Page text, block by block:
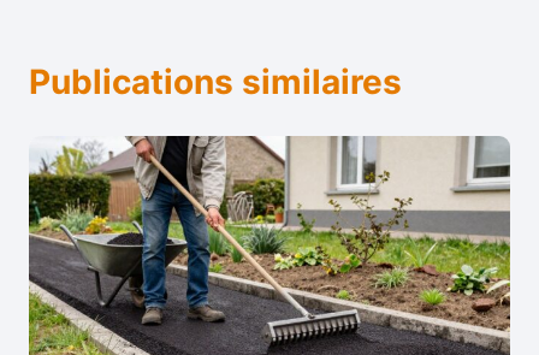
Publications similaires